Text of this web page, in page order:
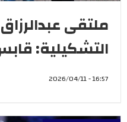
ملتقى
التشكيلية:
16:57 - 2026/04/11